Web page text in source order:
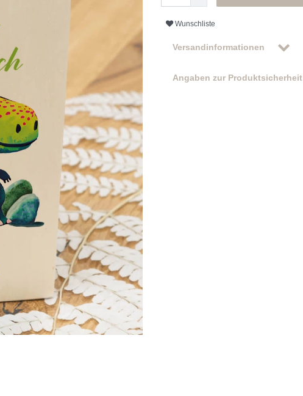
Wunschliste
Versandinformationen
Angaben zur Produktsicherheit